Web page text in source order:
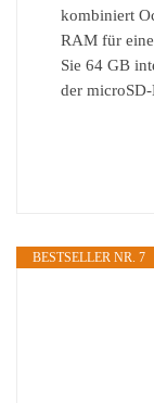
kombiniert
RAM für
Sie 64 GB
der
BESTSELLER NR. 7